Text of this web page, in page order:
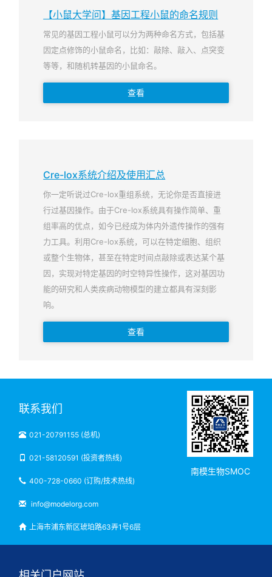
【小鼠大学问】基因工程小鼠的命名规则
常见的基因工程小鼠可以分为两种命名方式，包括基
因定点修饰的小鼠命名，比如：敲除、敲入、点突变
等等，和随机转基因的小鼠命名。
查看
Cre-lox系统介绍及使用汇总
你一定听说过Cre-lox重组系统，无论你是否直接进
行过基因操作。由于Cre-lox系统具有操作简单、重
组率高的优点，如今已经成为体内外遗传操作的强有
力工具。利用Cre-lox系统，可以在特定细胞、组织
或整个生物体，甚至在特定时间点敲除或表达某个基
因，实现对特定基因的时空特异性操作，这对基因功
能的研究和人类疾病动物模型的建立都具有深刻影
响。
查看
联系我们
021-20791155 (总机)
021-58120591 (投资者热线)
400-728-0660 (订购/技术热线)
info@modelorg.com
上海市浦东新区琥珀路63弄1号6层
南模生物SMOC